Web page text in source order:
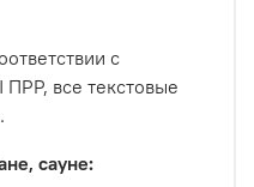
с
все текстовые
сауне: